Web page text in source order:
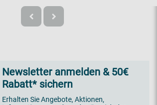
Newsletter anmelden & 50€
Rabatt* sichern
Erhalten Sie Angebote, Aktionen,